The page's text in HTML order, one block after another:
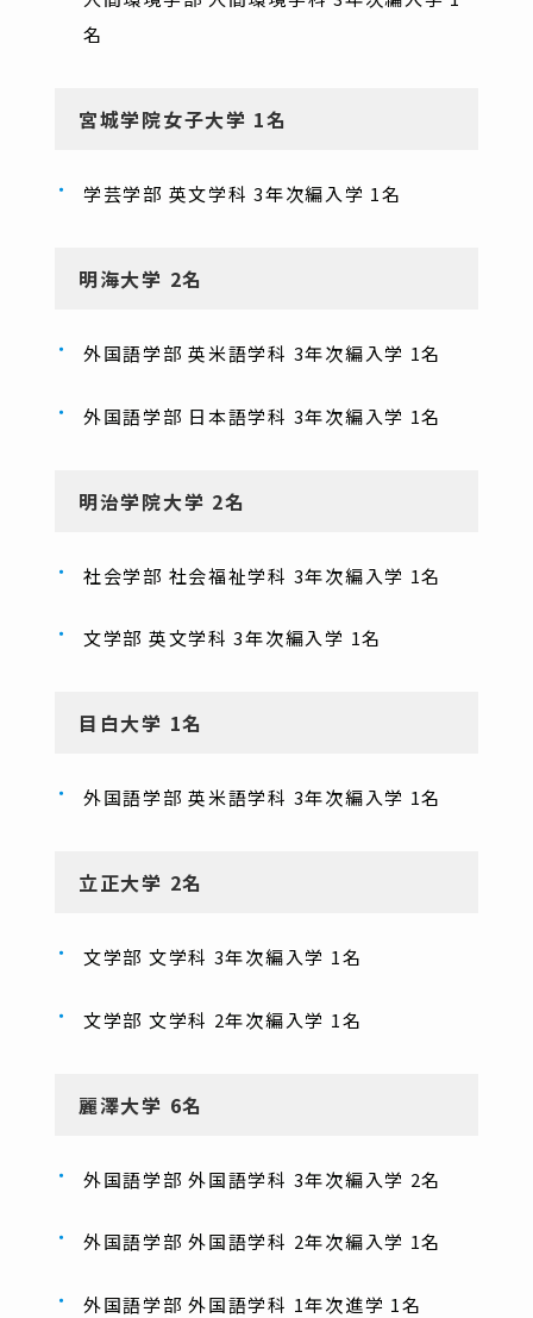
名
宮城学院女子大学 1名
学芸学部 英文学科 3年次編入学 1名
明海大学 2名
外国語学部 英米語学科 3年次編入学 1名
外国語学部 日本語学科 3年次編入学 1名
明治学院大学 2名
社会学部 社会福祉学科 3年次編入学 1名
文学部 英文学科 3年次編入学 1名
目白大学 1名
外国語学部 英米語学科 3年次編入学 1名
立正大学 2名
文学部 文学科 3年次編入学 1名
文学部 文学科 2年次編入学 1名
麗澤大学 6名
外国語学部 外国語学科 3年次編入学 2名
外国語学部 外国語学科 2年次編入学 1名
外国語学部 外国語学科 1年次進学 1名